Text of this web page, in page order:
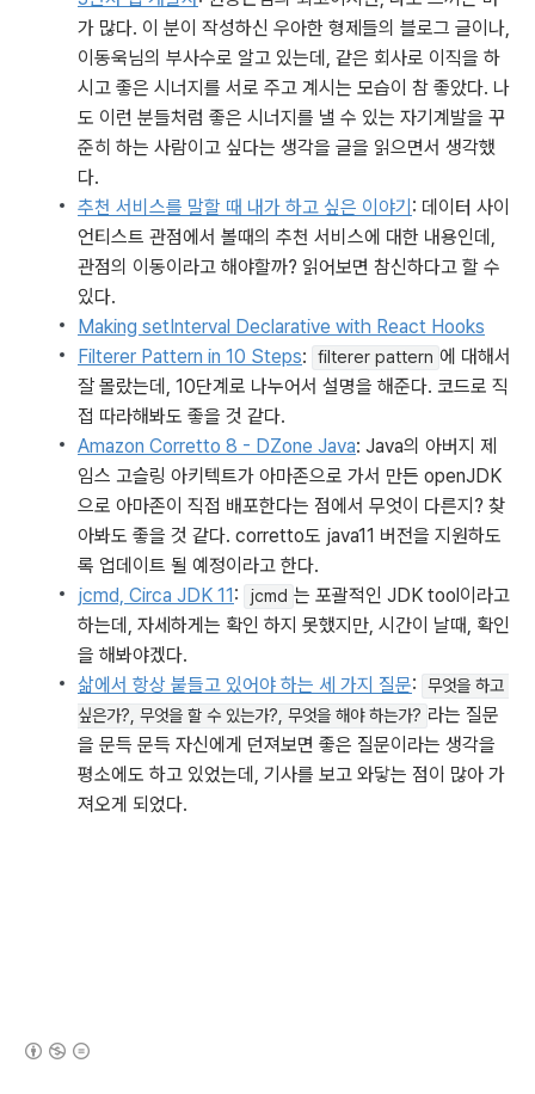
가 많다. 이 분이 작성하신 우아한 형제들의 블로그 글이나,
이동욱님의 부사수로 알고 있는데, 같은 회사로 이직을 하
시고 좋은 시너지를 서로 주고 계시는 모습이 참 좋았다. 나
도 이런 분들처럼 좋은 시너지를 낼 수 있는 자기계발을 꾸
준히 하는 사람이고 싶다는 생각을 글을 읽으면서 생각했
다.
추천 서비스를 말할 때 내가 하고 싶은 이야기 : 데이터 사이
언티스트 관점에서 볼때의 추천 서비스에 대한 내용인데,
관점의 이동이라고 해야할까? 읽어보면 참신하다고 할 수
있다.
Making setInterval Declarative with React Hooks
Filterer Pattern in 10 Steps: filterer pattern 에 대해서
잘 몰랐는데, 10단계로 나누어서 설명을 해준다. 코드로 직
접 따라해봐도 좋을 것 같다.
Amazon Corretto 8 - DZone Java: Java의 아버지 제
임스 고슬링 아키텍트가 아마존으로 가서 만든 openJDK
으로 아마존이 직접 배포한다는 점에서 무엇이 다른지? 찾
아봐도 좋을 것 같다. corretto도 java11 버전을 지원하도
록 업데이트 될 예정이라고 한다.
jcmd, Circa JDK 11: jcmd 는 포괄적인 JDK tool이라고
하는데, 자세하게는 확인 하지 못했지만, 시간이 날때, 확인
을 해봐야겠다.
삶에서 항상 붙들고 있어야 하는 세 가지 질문: 무엇을 하고
싶은가?, 무엇을 할 수 있는가?, 무엇을 해야 하는가? 라는 질문
을 문득 문득 자신에게 던져보면 좋은 질문이라는 생각을
평소에도 하고 있었는데, 기사를 보고 와닿는 점이 많아 가
져오게 되었다.